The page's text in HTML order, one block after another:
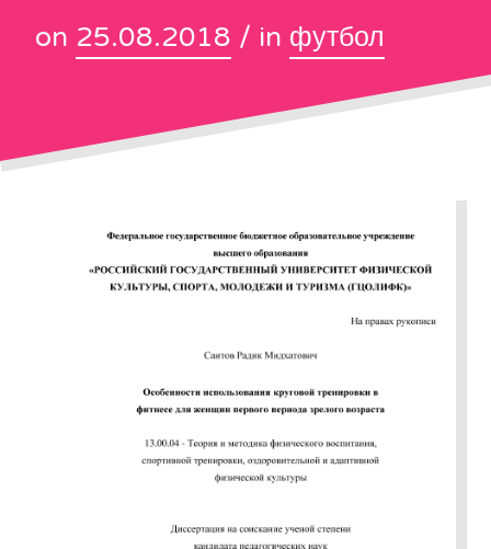
on 25.08.2018 / in футбол